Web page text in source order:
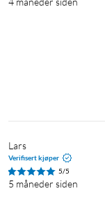
Lars
Verifisert kjøper
5/5
5 måneder siden